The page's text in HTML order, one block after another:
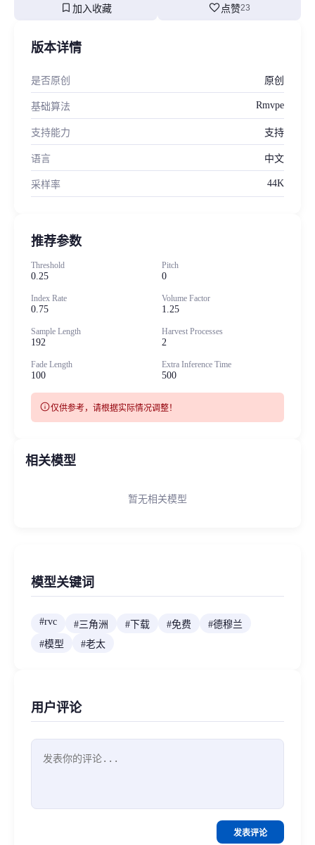
bookmark 加入收藏 favorite 点赞23
版本详情
是否原创 原创
基础算法 Rmvpe
支持能力 支持
语言 中文
采样率 44K
推荐参数
Threshold
0.25
Pitch
0
Index Rate
0.75
Volume Factor
1.25
Sample Length
192
Harvest Processes
2
Fade Length
100
Extra Inference Time
500
info仅供参考，请根据实际情况调整！
相关模型
暂无相关模型
模型关键词
#rvc #三角洲 # 下载 #免费 #德穆兰
#模型 #老太
用户评论
发表评论